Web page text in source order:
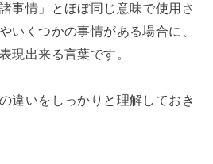
事情」とほぼ同じ意味で使用さ
いくつかの事情がある場合に、
現出来る言葉です。
違いをしっかりと理解しておき